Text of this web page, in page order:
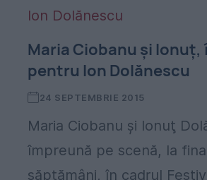
Maria Ciobanu şi Ionuţ,
pentru Ion Dolănescu
24 SEPTEMBRIE 2015
Maria Ciobanu şi Ionuţ
împreună pe scenă, la
săptămâni, în cadrul